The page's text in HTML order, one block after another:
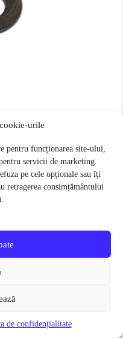
urile
pentru funcționarea site-ului,
servicii de marketing.
pe cele opționale sau îți
retragerea consimțământului
de confidențialitate
actual
roți